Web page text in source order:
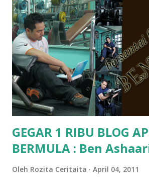
jugak masa alahai teruknya kami sebagai
terasa jugak semakin teruk bila abg long
kat salah satu tadika swasta ni.. tapi
pun tak tau.. pengsan aku bila ingat
mungkin sebab abg long sendiri jenis
masalah dyslexia.. tapi minor la.. nanti la
dyslexia tu.. lepas tu kami buat keputusan
GEGAR 1 RIBU BLOG
BERMULA : Ben
Oleh Rozita Ceritaita April 04, 2011